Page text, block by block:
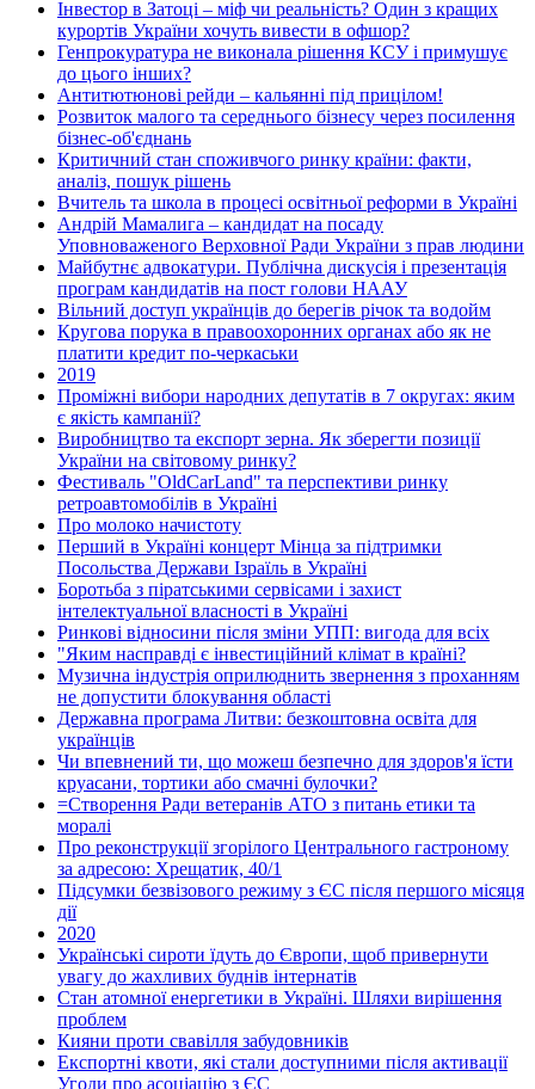
Інвестор в Затоці – міф чи реальність? Один з кращих
курортів України хочуть вивести в офшор?
Генпрокуратура не виконала рішення КСУ і примушує
до цього інших?
Антитютюнові рейди – кальянні під прицілом!
Розвиток малого та середнього бізнесу через посилення
бізнес-об'єднань
Критичний стан споживчого ринку країни: факти,
аналіз, пошук рішень
Вчитель та школа в процесі освітньої реформи в Україні
Андрій Мамалига – кандидат на посаду
Уповноваженого Верховної Ради України з прав людини
Майбутнє адвокатури. Публічна дискусія і презентація
програм кандидатів на пост голови НААУ
Вільний доступ українців до берегів річок та водойм
Кругова порука в правоохоронних органах або як не
платити кредит по-черкаськи
2019
Проміжні вибори народних депутатів в 7 округах: яким
є якість кампанії?
Виробництво та експорт зерна. Як зберегти позиції
України на світовому ринку?
Фестиваль "OldCarLand" та перспективи ринку
ретроавтомобілів в Україні
Про молоко начистоту
Перший в Україні концерт Мінца за підтримки
Посольства Держави Ізраїль в Україні
Боротьба з піратськими сервісами і захист
інтелектуальної власності в Україні
Ринкові відносини після зміни УПП: вигода для всіх
"Яким насправді є інвестиційний клімат в країні?
Музична індустрія оприлюднить звернення з проханням
не допустити блокування області
Державна програма Литви: безкоштовна освіта для
українців
Чи впевнений ти, що можеш безпечно для здоров'я їсти
круасани, тортики або смачні булочки?
=Створення Ради ветеранів АТО з питань етики та
моралі
Про реконструкції згорілого Центрального гастроному
за адресою: Хрещатик, 40/1
Підсумки безвізового режиму з ЄС після першого місяця
дії
2020
Українські сироти їдуть до Європи, щоб привернути
увагу до жахливих буднів інтернатів
Стан атомної енергетики в Україні. Шляхи вирішення
проблем
Кияни проти свавілля забудовників
Експортні квоти, які стали доступними після активації
Угоди про асоціацію з ЄС